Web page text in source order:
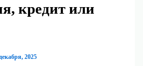
кредит или
2025